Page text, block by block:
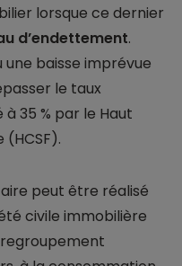
lorsque ce dernier
d’endettement.
une baisse imprévue
le taux
35 % par le Haut
peut être réalisé
civile immobilière
regroupement